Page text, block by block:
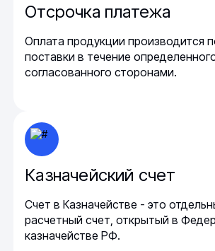
Отсрочка платежа
Оплата продукции производится
поставки в течение
согласованного сторонами.
Казначейский счет
Счет в Казначействе - это
расчетный счет, открытый в
казначействе РФ.